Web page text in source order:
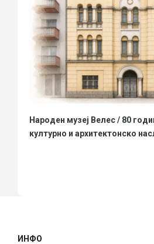
Народен музеј Велес / 80
културно и архитектонско
ИНФО